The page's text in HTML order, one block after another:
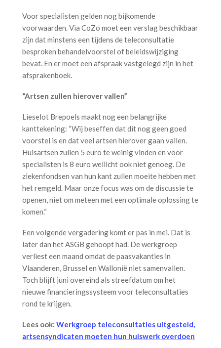
Voor specialisten gelden nog bijkomende
voorwaarden. Via CoZo moet een verslag beschikbaar
zijn dat minstens een tijdens de teleconsultatie
besproken behandelvoorstel of beleidswijziging
bevat. En er moet een afspraak vastgelegd zijn in het
afsprakenboek.
“Artsen zullen hierover vallen”
Lieselot Brepoels maakt nog een belangrijke
kanttekening: “Wij beseffen dat dit nog geen goed
voorstel is en dat veel artsen hierover gaan vallen.
Huisartsen zullen 5 euro te weinig vinden en voor
specialisten is 8 euro wellicht ook niet genoeg. De
ziekenfondsen van hun kant zullen moeite hebben met
het remgeld. Maar onze focus was om de discussie te
openen, niet om meteen met een optimale oplossing te
komen.“
Een volgende vergadering komt er pas in mei. Dat is
later dan het ASGB gehoopt had. De werkgroep
verliest een maand omdat de paasvakanties in
Vlaanderen, Brussel en Wallonië niet samenvallen.
Toch blijft juni overeind als streefdatum om het
nieuwe financieringssysteem voor teleconsultaties
rond te krijgen.
Lees ook: Werkgroep teleconsultaties uitgesteld,
artsensyndicaten moeten hun huiswerk overdoen